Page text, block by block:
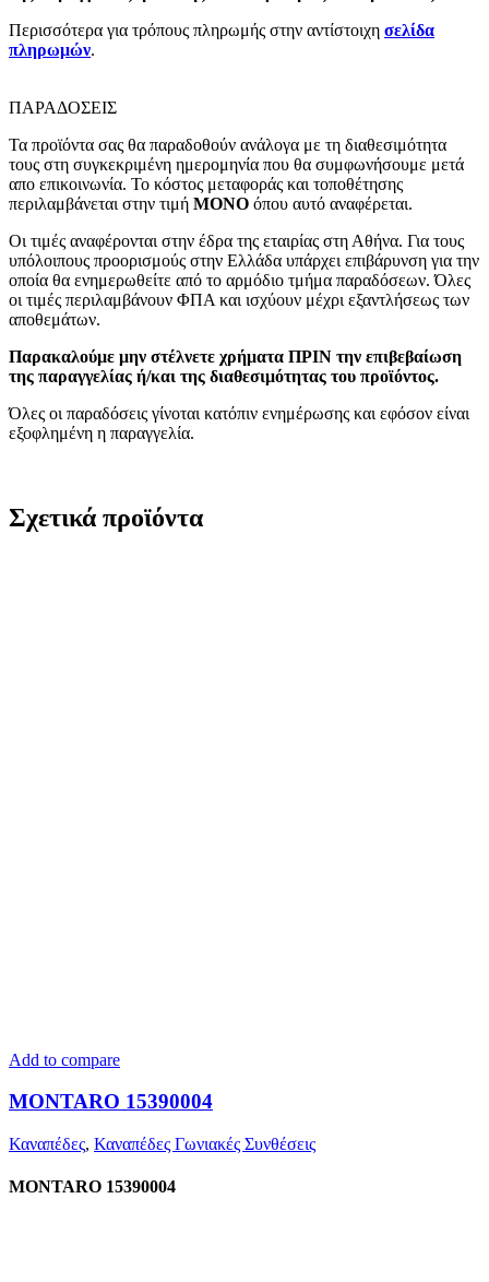
Περισσότερα για τρόπους πληρωμής στην αντίστοιχη σελίδα
πληρωμών.
ΠΑΡΑΔΟΣΕΙΣ
Τα προϊόντα σας θα παραδοθούν ανάλογα με τη διαθεσιμότητα
τους στη συγκεκριμένη ημερομηνία που θα συμφωνήσουμε μετά
απο επικοινωνία. Το κόστος μεταφοράς και τοποθέτησης
περιλαμβάνεται στην τιμή MONO όπου αυτό αναφέρεται.
Οι τιμές αναφέρονται στην έδρα της εταιρίας στη Αθήνα. Για τους
υπόλοιπους προορισμούς στην Ελλάδα υπάρχει επιβάρυνση για την
οποία θα ενημερωθείτε από το αρμόδιο τμήμα παραδόσεων. Όλες
οι τιμές περιλαμβάνουν ΦΠΑ και ισχύουν μέχρι εξαντλήσεως των
αποθεμάτων.
Παρακαλούμε μην στέλνετε χρήματα ΠΡΙΝ την επιβεβαίωση
της παραγγελίας ή/και της διαθεσιμότητας του προϊόντος.
Όλες οι παραδόσεις γίνοται κατόπιν ενημέρωσης και εφόσον είναι
εξοφλημένη η παραγγελία.
Σχετικά προϊόντα
Add to compare
MONTARO 15390004
Καναπέδες, Καναπέδες Γωνιακές Συνθέσεις
MONTARO 15390004